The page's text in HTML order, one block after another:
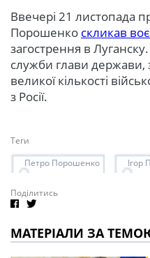
Ввечері 21 листопада
Порошенко скликав
загострення в
служби глави
великої кількості
з Росії.
Теги
Петро Порошенко
Ігор
Поділитись
МАТЕРІАЛИ ЗА